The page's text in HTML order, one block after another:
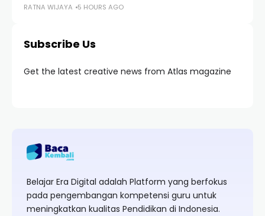
RATNA WIJAYA 5 HOURS AGO
Subscribe Us
Get the latest creative news from Atlas magazine
Belajar Era Digital adalah Platform yang berfokus
pada pengembangan kompetensi guru untuk
meningkatkan kualitas Pendidikan di Indonesia.